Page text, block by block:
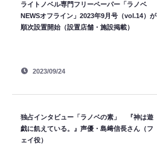
ライトノベル専門フリーペーパー「ラノベ
NEWSオフライン」2023年9月号（vol.14）が
順次設置開始（設置店舗・施設掲載）
2023/09/24
独占インタビュー「ラノベの素」 『神は遊
戯に飢えている。』声優・島﨑信長さん（フ
ェイ役）